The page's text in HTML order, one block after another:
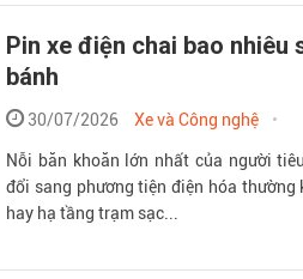
Pin xe điện chai bao nhiêu
bánh
30/07/2026 Xe và Công nghệ
Nỗi băn khoăn lớn nhất của người
đổi sang phương tiện điện hóa thường
hay hạ tầng trạm sạc...